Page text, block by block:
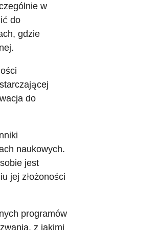
w
do
gdzie
do
naukowych.
jest
jej złożoności
programów
z jakimi